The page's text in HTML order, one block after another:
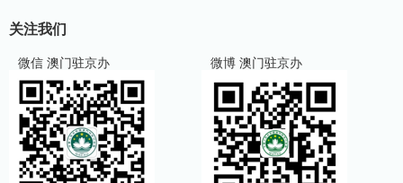
关注我们
微信 澳门驻京办 微博 澳门驻京办